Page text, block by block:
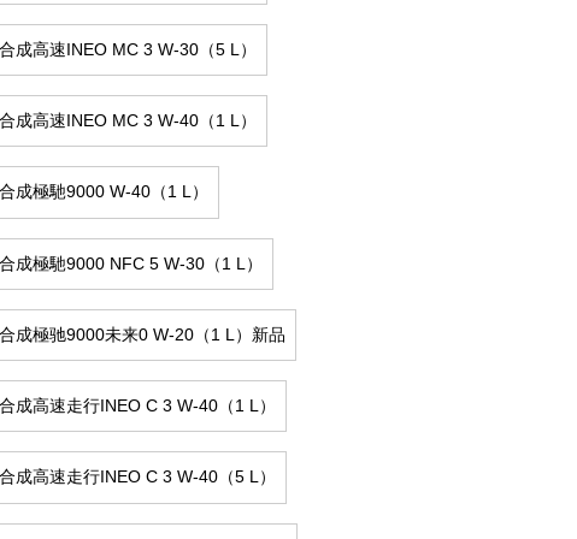
成高速INEO MC 3 W-30（5 L）
成高速INEO MC 3 W-40（1 L）
成極馳9000 W-40（1 L）
成極馳9000 NFC 5 W-30（1 L）
成極驰9000未来0 W-20（1 L）新品
成高速走行INEO C 3 W-40（1 L）
成高速走行INEO C 3 W-40（5 L）